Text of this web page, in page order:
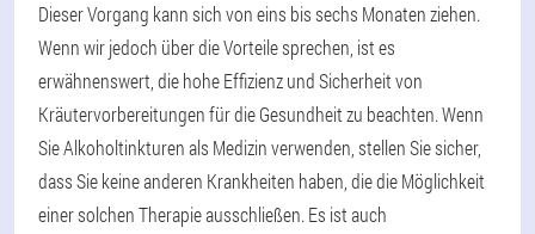
Dieser Vorgang kann sich von eins bis sechs Monaten ziehen.
Wenn wir jedoch über die Vorteile sprechen, ist es
erwähnenswert, die hohe Effizienz und Sicherheit von
Kräutervorbereitungen für die Gesundheit zu beachten. Wenn
Sie Alkoholtinkturen als Medizin verwenden, stellen Sie sicher,
dass Sie keine anderen Krankheiten haben, die die Möglichkeit
einer solchen Therapie ausschließen. Es ist auch